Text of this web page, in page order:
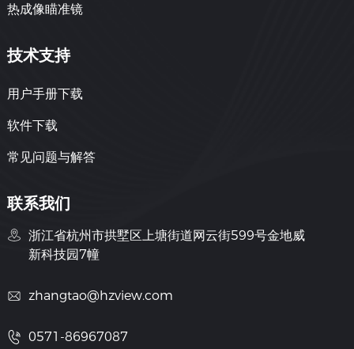
热成像瞄准镜
技术支持
用户手册下载
软件下载
常见问题与解答
联系我们
浙江省杭州市拱墅区上塘街道网云街599号金地威
新科技园7幢
zhangtao@hzview.com
0571-86967087